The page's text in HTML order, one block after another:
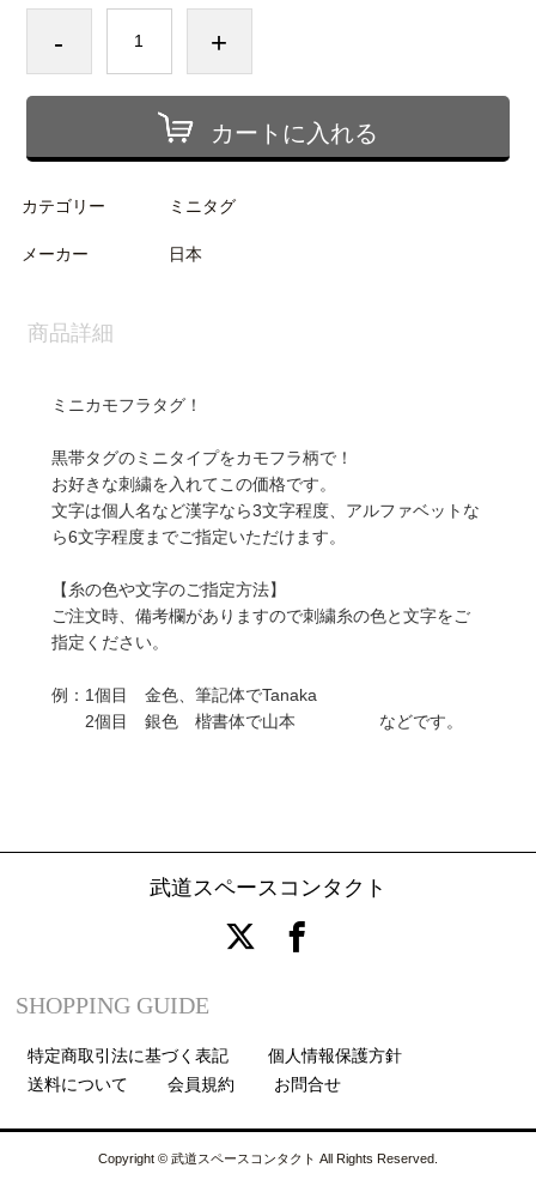
- +
カートに入れる
カテゴリー ミニタグ
メーカー 日本
商品詳細
ミニカモフラタグ！
黒帯タグのミニタイプをカモフラ柄で！
お好きな刺繍を入れてこの価格です。
文字は個人名など漢字なら3文字程度、アルファベットな
ら6文字程度までご指定いただけます。
【糸の色や文字のご指定方法】
ご注文時、備考欄がありますので刺繍糸の色と文字をご
指定ください。
例：1個目 金色、筆記体でTanaka
2個目 銀色 楷書体で山本 などです。
武道スペースコンタクト
SHOPPING GUIDE
特定商取引法に基づく表記
個人情報保護方針
送料について
会員規約 お問合せ
Copyright © 武道スペースコンタクト All Rights Reserved.